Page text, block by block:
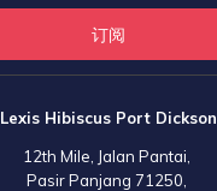
订阅
Lexis Hibiscus Port Dickson
12th Mile, Jalan Pantai,
Pasir Panjang 71250,